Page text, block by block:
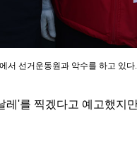
서 선거운동원과 악수를 하고 있다.
'를 찍겠다고 예고했지